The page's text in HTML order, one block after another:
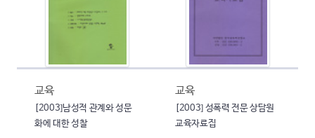
교육
[2003]남성적 관계와 성문
화에 대한 성찰
교육
[2003] 성폭력 전문 상담원
교육자료집